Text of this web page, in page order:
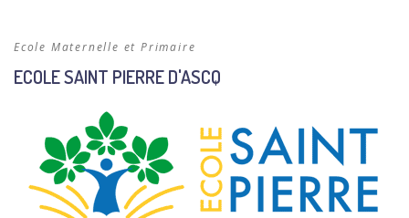
Ecole Maternelle et Primaire
ECOLE SAINT PIERRE D'ASCQ